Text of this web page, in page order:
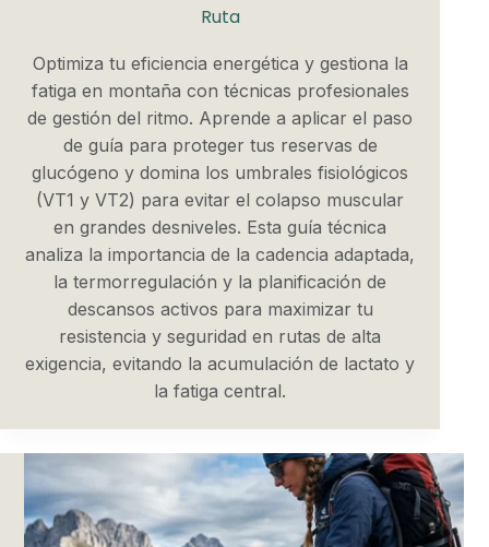
Ruta
Optimiza tu eficiencia energética y gestiona la
fatiga en montaña con técnicas profesionales
de gestión del ritmo. Aprende a aplicar el paso
de guía para proteger tus reservas de
glucógeno y domina los umbrales fisiológicos
(VT1 y VT2) para evitar el colapso muscular
en grandes desniveles. Esta guía técnica
analiza la importancia de la cadencia adaptada,
la termorregulación y la planificación de
descansos activos para maximizar tu
resistencia y seguridad en rutas de alta
exigencia, evitando la acumulación de lactato y
la fatiga central.